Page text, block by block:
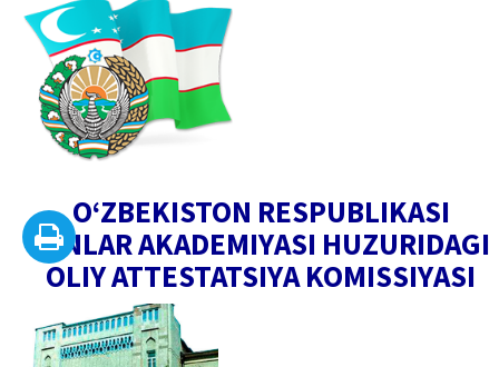
O‘ZBEKISTON RESPUBLIKASI
FANLAR AKADEMIYASI HUZURIDAGI
OLIY ATTESTATSIYA KOMISSIYASI